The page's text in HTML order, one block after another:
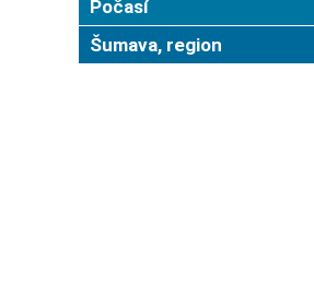
Počasí
Šumava, region